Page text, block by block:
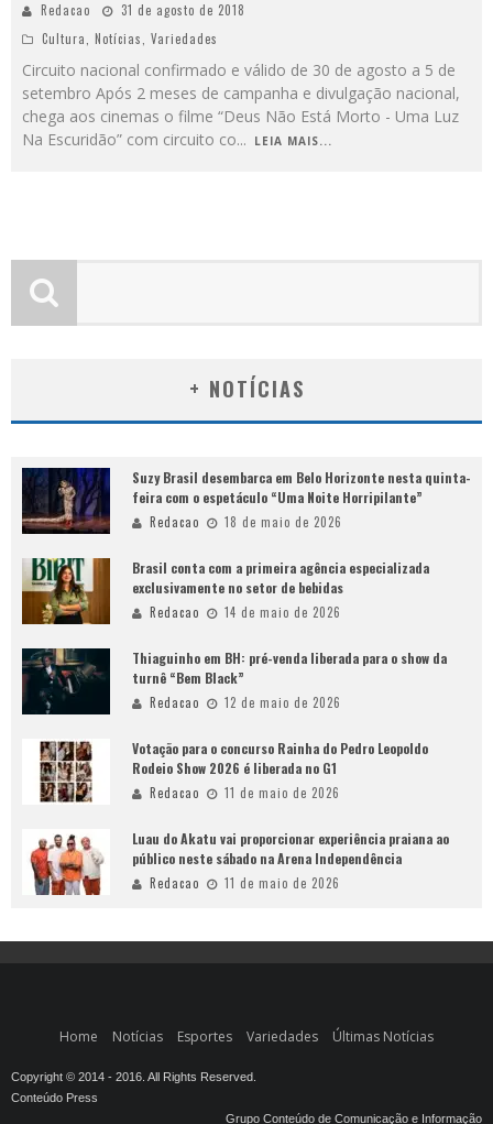
Redacao
31 de agosto de 2018
Cultura, Notícias, Variedades
Circuito nacional confirmado e válido de 30 de agosto a 5 de
setembro Após 2 meses de campanha e divulgação nacional,
chega aos cinemas o filme “Deus Não Está Morto - Uma Luz
Na Escuridão” com circuito co... LEIA MAIS...
+ NOTÍCIAS
Suzy Brasil desembarca em Belo Horizonte nesta quinta-
feira com o espetáculo “Uma Noite Horripilante”
Redacao 18 de maio de 2026
Brasil conta com a primeira agência especializada
exclusivamente no setor de bebidas
Redacao 14 de maio de 2026
Thiaguinho em BH: pré-venda liberada para o show da
turnê “Bem Black”
Redacao 12 de maio de 2026
Votação para o concurso Rainha do Pedro Leopoldo
Rodeio Show 2026 é liberada no G1
Redacao 11 de maio de 2026
Luau do Akatu vai proporcionar experiência praiana ao
público neste sábado na Arena Independência
Redacao 11 de maio de 2026
Home Notícias Esportes Variedades Últimas Notícias
Copyright © 2014 - 2016. All Rights Reserved.
Conteúdo Press
Grupo Conteúdo de Comunicação e Informação